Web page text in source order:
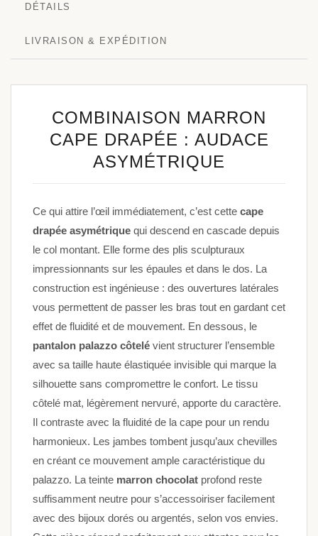
DÉTAILS
LIVRAISON & EXPÉDITION
COMBINAISON MARRON
CAPE DRAPÉE : AUDACE
ASYMÉTRIQUE
Ce qui attire l’œil immédiatement, c’est cette cape
drapée asymétrique qui descend en cascade depuis
le col montant. Elle forme des plis sculpturaux
impressionnants sur les épaules et dans le dos. La
construction est ingénieuse : des ouvertures latérales
vous permettent de passer les bras tout en gardant cet
effet de fluidité et de mouvement. En dessous, le
pantalon palazzo côtelé vient structurer l’ensemble
avec sa taille haute élastiquée invisible qui marque la
silhouette sans compromettre le confort. Le tissu
côtelé mat, légèrement nervuré, apporte du caractère.
Il contraste avec la fluidité de la cape pour un rendu
harmonieux. Les jambes tombent jusqu’aux chevilles
en créant ce mouvement ample caractéristique du
palazzo. La teinte marron chocolat profond reste
suffisamment neutre pour s’accessoiriser facilement
avec des bijoux dorés ou argentés, selon vos envies.